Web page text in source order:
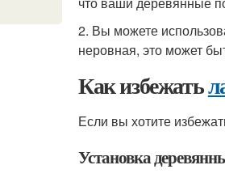
2. Вы можете
неровная, это может
Как избежать
Если вы хотите
Установка